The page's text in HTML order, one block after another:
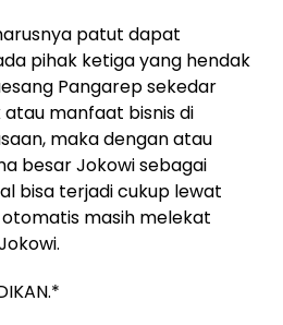
patut dapat
pihak ketiga yang hendak
Pangarep sekedar
manfaat bisnis di
maka dengan atau
besar Jokowi sebagai
bisa terjadi cukup lewat
masih melekat